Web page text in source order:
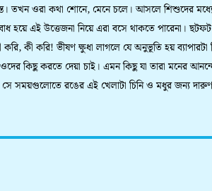
তখন ওরা কথা শোনে, মেনে চলে। আসলে শিশুদের
হয়ে এই উত্তেজনা নিয়ে এরা বসে থাকতে পারেনা।
কী করি! ভীষণ ক্ষুধা লাগলে যে অনুভূতি হয় ব্যাপারটা
কিছু করতে দেয়া চাই। এমন কিছু যা তারা মনের
সে সময়গুলোতে রঙের এই খেলাটা চিনি ও মধুর জন্য